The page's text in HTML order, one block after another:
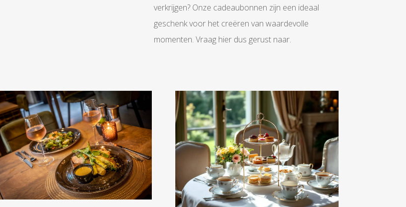
verkrijgen? Onze cadeaubonnen zijn een ideaal
geschenk voor het creëren van waardevolle
momenten. Vraag hier dus gerust naar.